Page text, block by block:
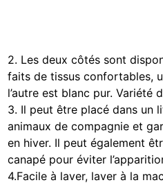
2. Les deux côtés sont
faits de tissus confortables,
l’autre est blanc pur. Variété
3. Il peut être placé dans un
animaux de compagnie et
en hiver. Il peut également
canapé pour éviter
4.Facile à laver, laver à la